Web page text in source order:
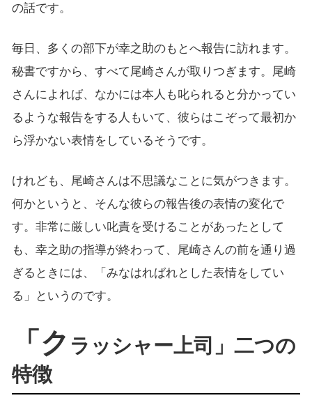
の話です。
毎日、多くの部下が幸之助のもとへ報告に訪れます。
秘書ですから、すべて尾崎さんが取りつぎます。尾崎
さんによれば、なかには本人も叱られると分かってい
るような報告をする人もいて、彼らはこぞって最初か
ら浮かない表情をしているそうです。
けれども、尾崎さんは不思議なことに気がつきます。
何かというと、そんな彼らの報告後の表情の変化で
す。非常に厳しい叱責を受けることがあったとして
も、幸之助の指導が終わって、尾崎さんの前を通り過
ぎるときには、「みなはればれとした表情をしてい
る」というのです。
「ク ラッシャー上司」二つの
特徴